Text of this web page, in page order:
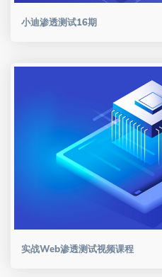
小迪渗透测试16期
实战Web渗透测试视频课程